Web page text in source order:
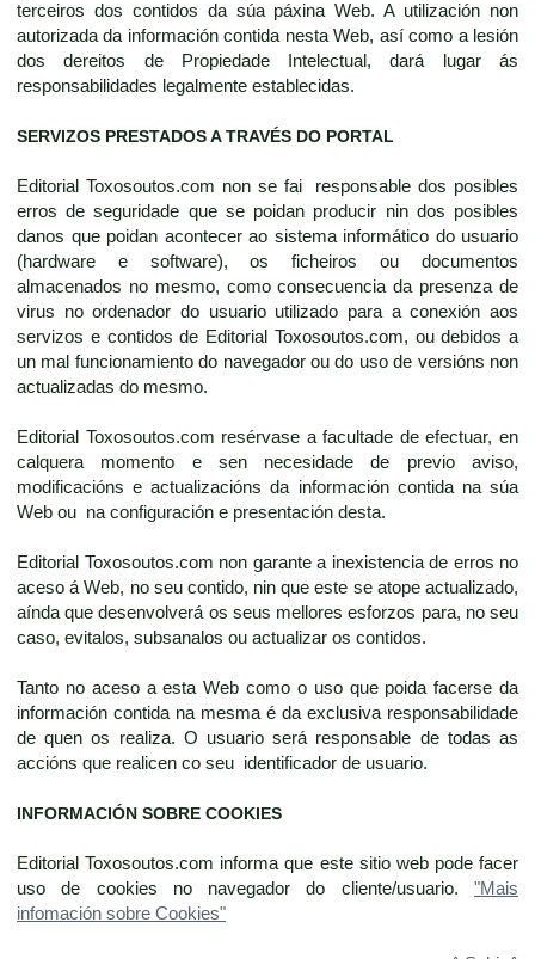
terceiros dos contidos da súa páxina Web. A utilización non
autorizada da información contida nesta Web, así como a lesión
dos dereitos de Propiedade Intelectual, dará lugar ás
responsabilidades legalmente establecidas.
SERVIZOS PRESTADOS A TRAVÉS DO PORTAL
Editorial Toxosoutos.com non se fai responsable dos posibles
erros de seguridade que se poidan producir nin dos posibles
danos que poidan acontecer ao sistema informático do usuario
(hardware e software), os ficheiros ou documentos
almacenados no mesmo, como consecuencia da presenza de
virus no ordenador do usuario utilizado para a conexión aos
servizos e contidos de Editorial Toxosoutos.com, ou debidos a
un mal funcionamiento do navegador ou do uso de versións non
actualizadas do mesmo.
Editorial Toxosoutos.com resérvase a facultade de efectuar, en
calquera momento e sen necesidade de previo aviso,
modificacións e actualizacións da información contida na súa
Web ou na configuración e presentación desta.
Editorial Toxosoutos.com non garante a inexistencia de erros no
aceso á Web, no seu contido, nin que este se atope actualizado,
aínda que desenvolverá os seus mellores esforzos para, no seu
caso, evitalos, subsanalos ou actualizar os contidos.
Tanto no aceso a esta Web como o uso que poida facerse da
información contida na mesma é da exclusiva responsabilidade
de quen os realiza. O usuario será responsable de todas as
accións que realicen co seu identificador de usuario.
INFORMACIÓN SOBRE COOKIES
Editorial Toxosoutos.com informa que este sitio web pode facer
uso de cookies no navegador do cliente/usuario. "Mais
infomación sobre Cookies"